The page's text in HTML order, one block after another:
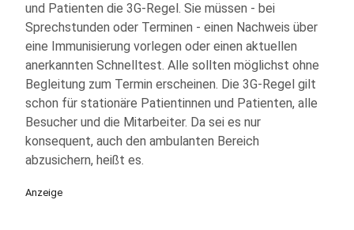
und Patienten die 3G-Regel. Sie müssen - bei
Sprechstunden oder Terminen - einen Nachweis über
eine Immunisierung vorlegen oder einen aktuellen
anerkannten Schnelltest. Alle sollten möglichst ohne
Begleitung zum Termin erscheinen. Die 3G-Regel gilt
schon für stationäre Patientinnen und Patienten, alle
Besucher und die Mitarbeiter. Da sei es nur
konsequent, auch den ambulanten Bereich
abzusichern, heißt es.
Anzeige